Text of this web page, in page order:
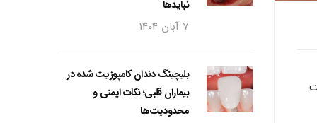
نبایدها
7 آبان 1404
بلیچینگ دندان کامپوزیت شده در
بیماران قلبی؛ نکات ایمنی و
محدودیت‌ها